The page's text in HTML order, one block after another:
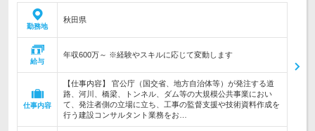
勤務地
秋田県
給与
年収600万～ ※経験やスキルに応じて変動します
仕事内容
【仕事内容】 官公庁（国交省、地方自治体等）が発注する道
路、河川、橋梁、トンネル、ダム等の大規模公共事業におい
て、発注者側の立場に立ち、工事の監督支援や技術資料作成を
行う建設コンサルタント業務をお…